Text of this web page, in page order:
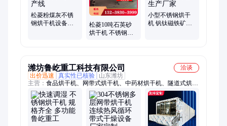
松菱粉煤灰不锈
钢烘干机设备复
松菱10吨石英砂
烘干机 不锈钢内
小型不锈钢烘干
机 钒钛磁铁矿烘
潍坊鲁屹重工科技有限公司
洽谈
出价迅速
真实性已核验
山东潍坊
主营： 食品烘干机、网带式烘干机、中药材烘干机、隧道式烘干
机、烘干一体机设备、木材烘干房